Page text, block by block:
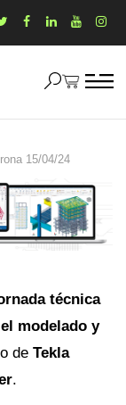
15/04/24
técnica
modelado y
de Tekla
.